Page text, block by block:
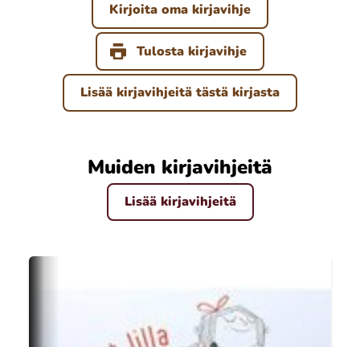
Kirjoita oma kirjavihje
Tulosta kirjavihje
Lisää kirjavihjeitä tästä kirjasta
Muiden kirjavihjeitä
Lisää kirjavihjeitä